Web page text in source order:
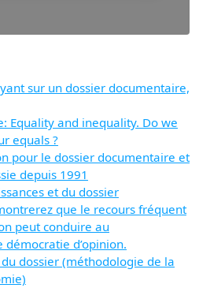
sur un dossier documentaire,
Equality and inequality. Do we
equals ?
pour le dossier documentaire et
depuis 1991
et du dossier
que le recours fréquent
peut conduire au
démocratie d’opinion.
dossier (méthodologie de la